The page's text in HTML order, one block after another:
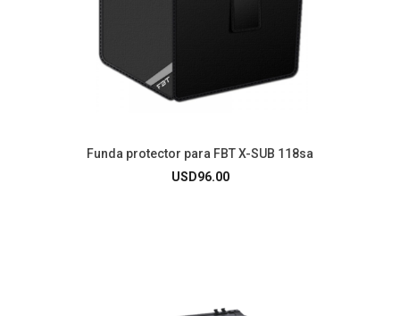
Funda protector para FBT X-SUB 118sa
USD96.00